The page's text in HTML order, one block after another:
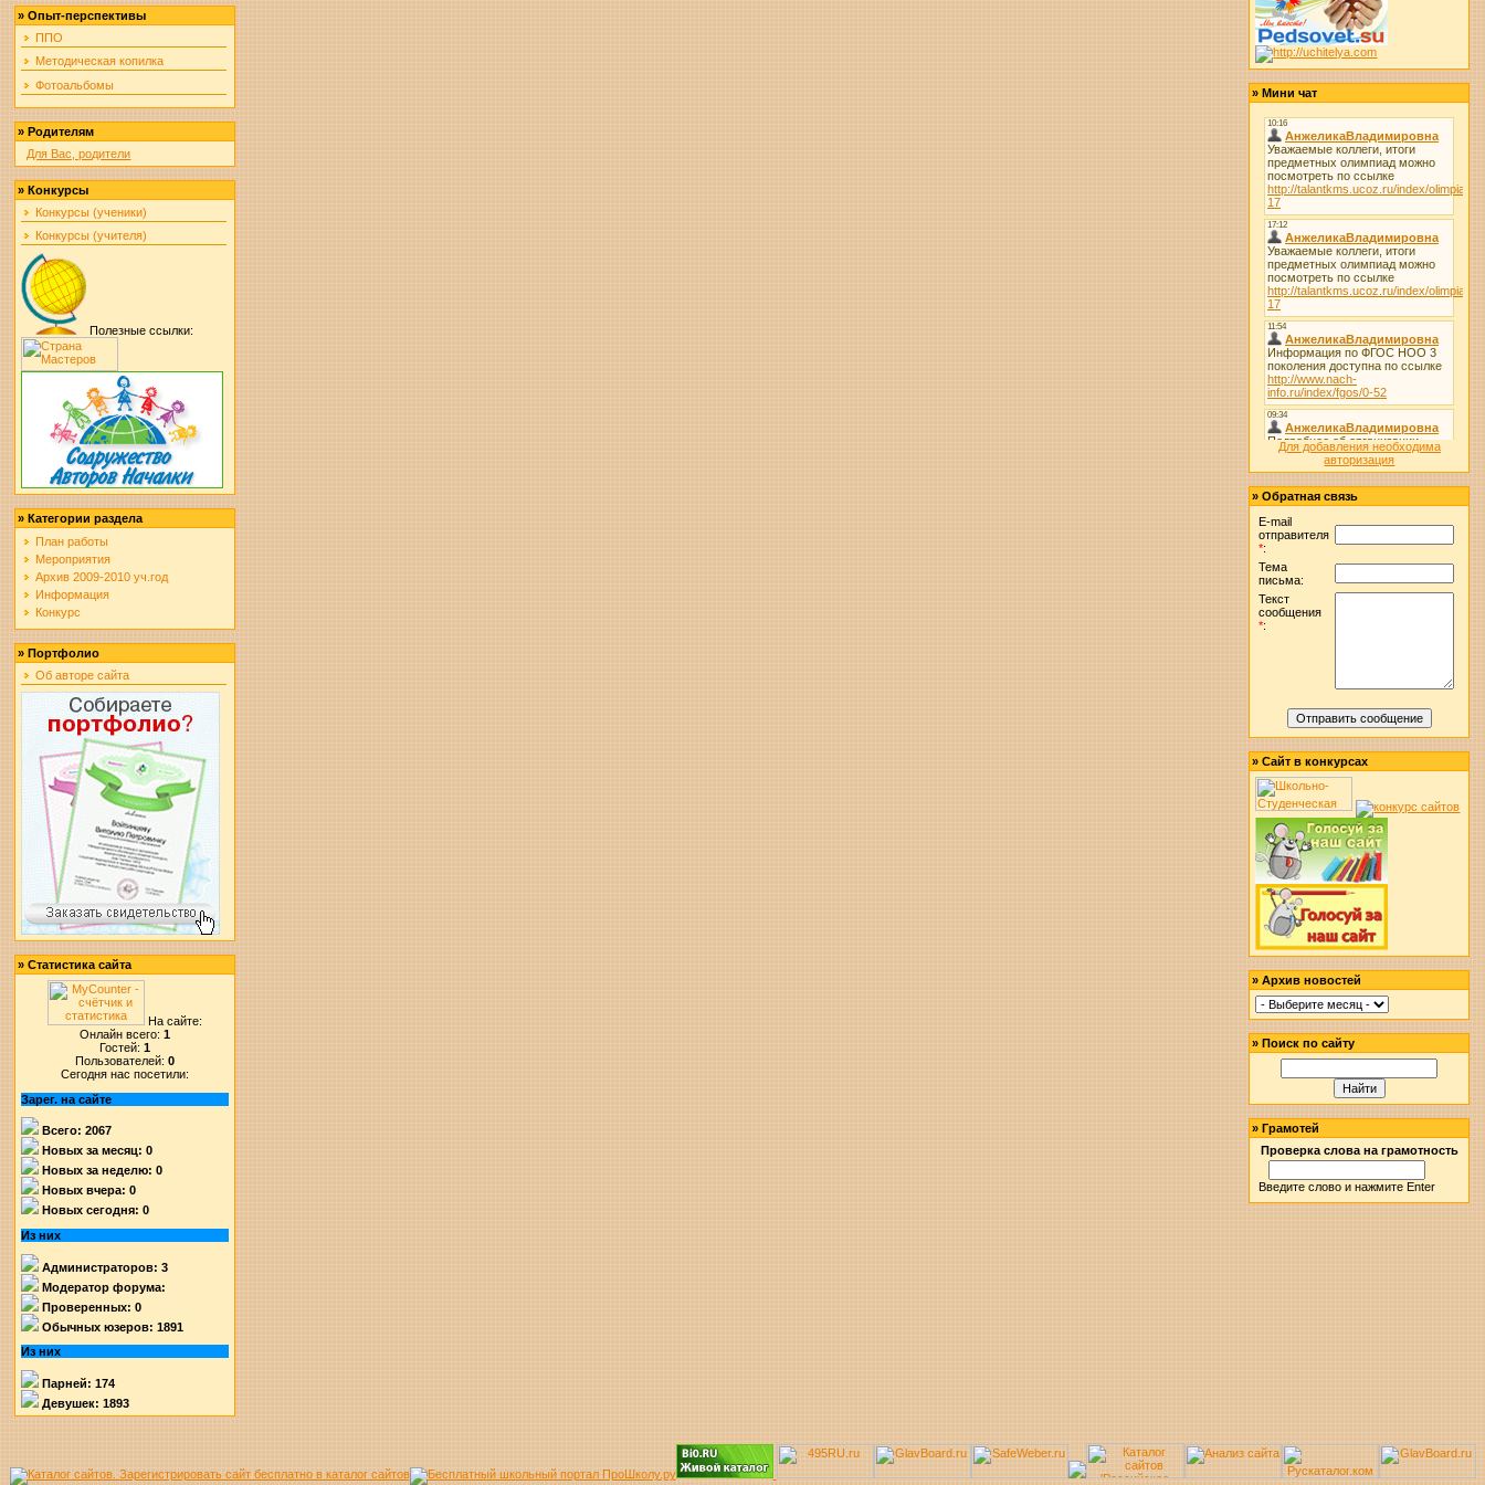
»Опыт-перспективы
ППО
Методическая копилка
Фотоальбомы
»Родителям
Для Вас, родители
»Конкурсы
Конкурсы (ученики)
Конкурсы (учителя)
Полезные ссылки:
»Категории раздела
План работы
Мероприятия
Архив 2009-2010 уч.год
Информация
Конкурс
»Портфолио
Об авторе сайта
»Статистика сайта
На сайте:
Онлайн всего:1
Гостей:1
Пользователей:0
Сегодня нас посетили:
Зарег. на сайте
Всего: 2067
Новых за месяц: 0
Новых за неделю: 0
Новых вчера: 0
Новых сегодня: 0
Из них
Администраторов: 3
Модератор форума:
Проверенных: 0
Обычных юзеров: 1891
Из них
Парней: 174
Девушек: 1893
»Мини чат
Для добавления необходима
авторизация
»Обратная связь
E-mail
отправителя
*:
Тема
письма:
Текст
сообщения
*:
»Сайт в конкурсах
»Архив новостей
»Поиск по сайту
»Грамотей
Проверка слова на грамотность
Введите слово и нажмите Enter